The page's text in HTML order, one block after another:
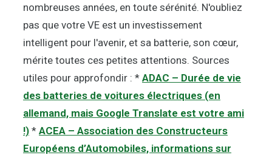
nombreuses années, en toute sérénité. N'oubliez
pas que votre VE est un investissement
intelligent pour l'avenir, et sa batterie, son cœur,
mérite toutes ces petites attentions. Sources
utiles pour approfondir : * ADAC – Durée de vie
des batteries de voitures électriques (en
allemand, mais Google Translate est votre ami
!) * ACEA – Association des Constructeurs
Européens d’Automobiles, informations sur